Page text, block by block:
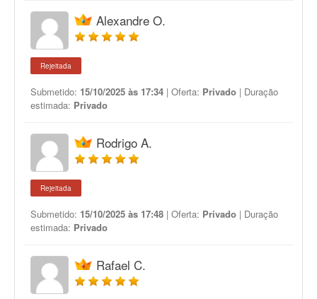
Alexandre O.
Rejeitada
Submetido: 15/10/2025 às 17:34 | Oferta: Privado | Duração
estimada: Privado
Rodrigo A.
Rejeitada
Submetido: 15/10/2025 às 17:48 | Oferta: Privado | Duração
estimada: Privado
Rafael C.